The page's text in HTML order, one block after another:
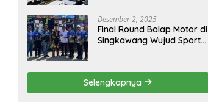
Desember 2, 2025
Final Round Balap Motor di
Singkawang Wujud Sports
Selengkapnya